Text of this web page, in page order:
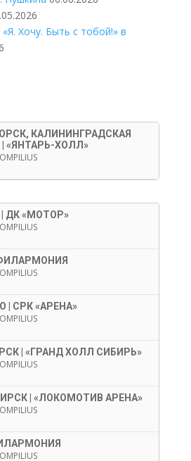
Хочу. Быть с тобой!» в
КАЛИНИНГРАДСКАЯ
«ЯНТАРЬ-ХОЛЛ»
ДК «МОТОР»
| СРК «АРЕНА»
| «ГРАНД ХОЛЛ СИБИРЬ»
| «ЛОКОМОТИВ АРЕНА»